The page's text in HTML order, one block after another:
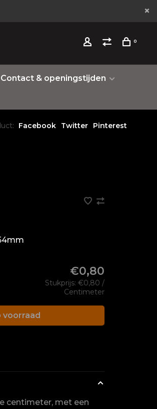
0
Contact & openingstijden
Facebook Twitter Pinterest
€0,80
Stukprijs: €0,80 /
Centimeter
voorraad
centimeter, met een